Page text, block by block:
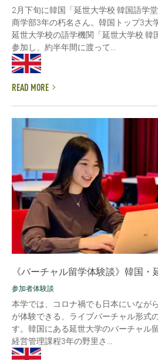
2月下旬に韓国「延世大学校 韓国語学
商学部3年の朽名さん。韓国トップ3大
延世大学校の語学機関「延世大学校 韓
参加し、約半年間に渡って...
READ MORE
《バーチャル留学体験談》韓国・
参加者体験談
本学では、コロナ禍でも日本にいなが
が体験できる、ライブバーチャル形式
す。韓国にある延世大学のバーチャル
経営管理課程3年の野里さ...